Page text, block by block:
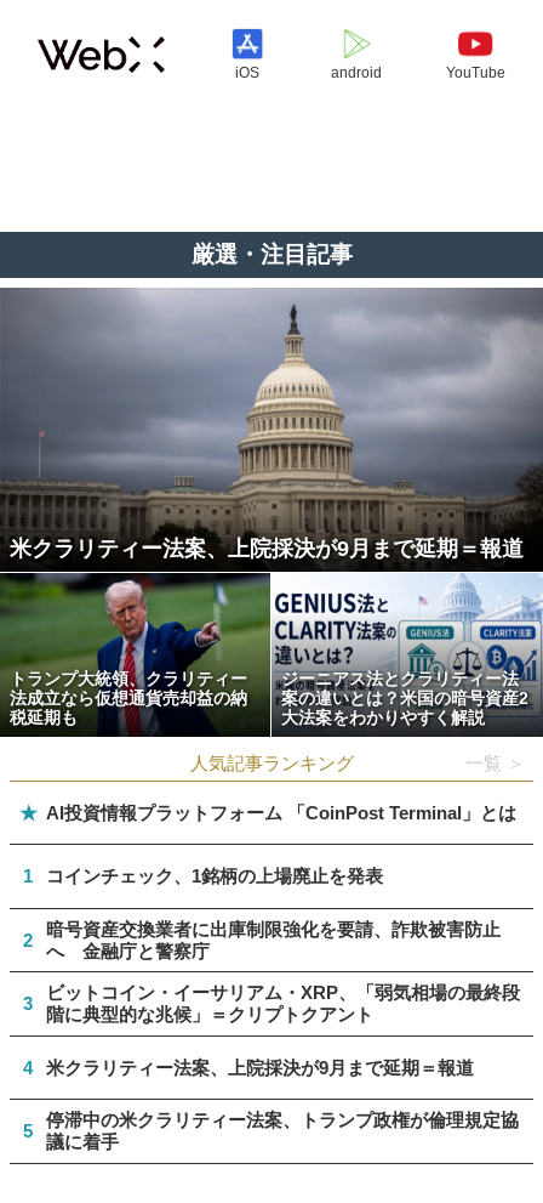
iOS android YouTube
厳選・注目記事
米クラリティー法案、上院採決が9月まで延期＝報道
トランプ大統領、クラリティー
法成立なら仮想通貨売却益の納
税延期も
ジーニアス法とクラリティー法
案の違いとは？米国の暗号資産2
大法案をわかりやすく解説
人気記事ランキング 一覧 ＞
★ AI投資情報プラットフォーム 「CoinPost Terminal」とは
1 コインチェック、1銘柄の上場廃止を発表
2
暗号資産交換業者に出庫制限強化を要請、詐欺被害防止
へ 金融庁と警察庁
3
ビットコイン・イーサリアム・XRP、「弱気相場の最終段
階に典型的な兆候」＝クリプトクアント
4 米クラリティー法案、上院採決が9月まで延期＝報道
5
停滞中の米クラリティー法案、トランプ政権が倫理規定協
議に着手